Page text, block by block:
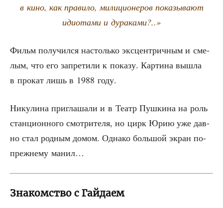
в кино, как пра­ви­ло, мили­ци­о­не­ров пока­зы­ва­ют
иди­о­та­ми и дураками?..»
Фильм полу­чил­ся настоль­ко экс­цен­трич­ным и сме­
лым, что его запре­ти­ли к пока­зу. Кар­ти­на вышла
в про­кат лишь в 1988 году.
Нику­ли­на при­гла­ша­ли и в Театр Пуш­ки­на на роль
стан­ци­он­но­го смот­ри­те­ля, но цирк Юрию уже дав­
но стал род­ным домом. Одна­ко боль­шой экран по-
преж­не­му манил…
Знакомство с Гайдаем